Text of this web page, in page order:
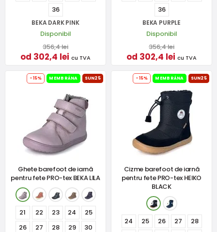
36
BEKA DARK PINK
Disponibil
356,4 lei
od 302,4 lei cu TVA
36
BEKA PURPLE
Disponibil
356,4 lei
od 302,4 lei cu TVA
-15% MEMBRÁNA SUN25
Ghete barefoot de iarnă
pentru fete PRO-tex BEKA LILA
21 22 23 24
25
26
27 28 29 30
-15% MEMBRÁNA SUN25
Cizme barefoot de iarnă
pentru fete PRO-tex HEIKO
BLACK
24 25 26 27
28